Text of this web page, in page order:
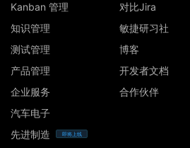
Kanban 管理
知识管理
测试管理
产品管理
企业服务
汽车电子
先进制造
即将上线
对比Jira
敏捷研习社
博客
开发者文档
合作伙伴